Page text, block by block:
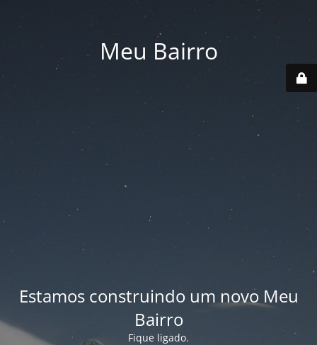
Meu Bairro
Estamos construindo um novo Meu
Bairro
Fique ligado.